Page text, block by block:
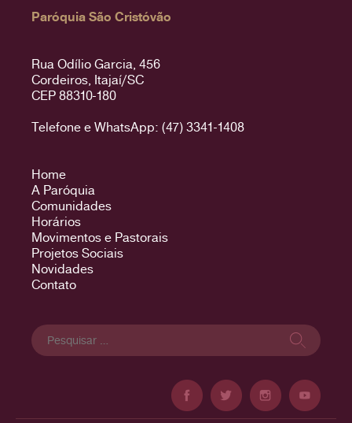
Paróquia São Cristóvão
Rua Odílio Garcia, 456
Cordeiros, Itajaí/SC
CEP 88310-180
Telefone e WhatsApp: (47) 3341-1408
Home
A Paróquia
Comunidades
Horários
Movimentos e Pastorais
Projetos Sociais
Novidades
Contato
Pesquisar
por: